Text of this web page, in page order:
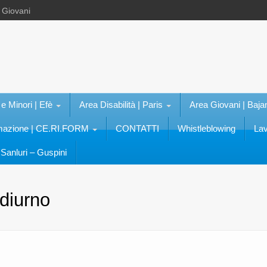
Minori | Efè Area Disabilità | Paris Area Giovani |
| CE.RI.FORM CONTATTI Whistleblowing
– Guspini